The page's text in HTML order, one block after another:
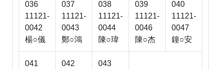
036
11121-
0042
楊○儀
037
11121-
0043
鄭○鴻
038
11121-
0044
陳○瑋
039
11121-
0046
陳○杰
040
11121-
0047
鐘○安
041
042
043